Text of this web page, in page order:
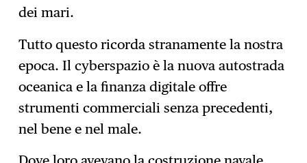
dei mari.
Tutto questo ricorda stranamente la nostra
epoca. Il cyberspazio è la nuova autostrada
oceanica e la finanza digitale offre
strumenti commerciali senza precedenti,
nel bene e nel male.